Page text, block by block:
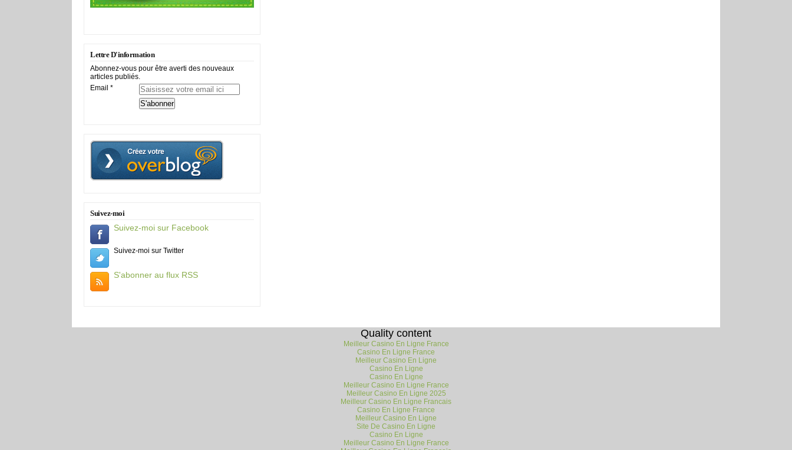
Lettre D'information
Abonnez-vous pour être averti des nouveaux
articles publiés.
Email
Suivez-moi
Suivez-moi sur Facebook
Suivez-moi sur Twitter
S'abonner au flux RSS
Quality content
Meilleur Casino En Ligne France
Casino En Ligne France
Meilleur Casino En Ligne
Casino En Ligne
Casino En Ligne
Meilleur Casino En Ligne France
Meilleur Casino En Ligne 2025
Meilleur Casino En Ligne Francais
Casino En Ligne France
Meilleur Casino En Ligne
Site De Casino En Ligne
Casino En Ligne
Meilleur Casino En Ligne France